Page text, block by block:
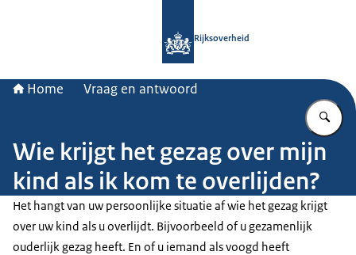
Rijksoverheid
Home Vraag en antwoord
Wie krijgt het gezag over mijn
kind als ik kom te overlijden?
Het hangt van uw persoonlijke situatie af wie het gezag krijgt
over uw kind als u overlijdt. Bijvoorbeeld of u gezamenlijk
ouderlijk gezag heeft. En of u iemand als voogd heeft